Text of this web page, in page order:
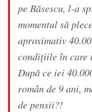
pe Băsescu, l-a
momentul să
aproximativ
condițiile în care
După ce iei
român de 9 ani,
de pensii?!